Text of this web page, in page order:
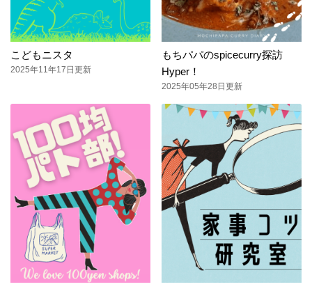
こどもニスタ
2025年11年17日更新
もちパパのspicecurry探訪
Hyper！
2025年05年28日更新